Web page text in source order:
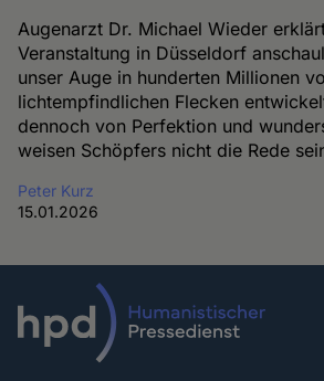
Augenarzt Dr. Michael Wieder
Veranstaltung in Düsseldorf
unser Auge in hunderten Millionen
lichtempfindlichen Flecken
dennoch von Perfektion und
weisen Schöpfers nicht die Rede
Peter Kurz
15.01.2026